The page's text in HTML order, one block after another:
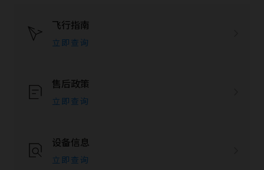
飞行指南
立即查询
售后政策
立即查询
设备信息
立即查询